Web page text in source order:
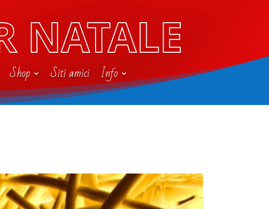
NATALE
Shop Siti amici Info